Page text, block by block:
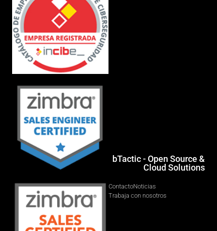
bTactic - Open Source &
Cloud Solutions
ContactoNoticias
Trabaja con nosotros